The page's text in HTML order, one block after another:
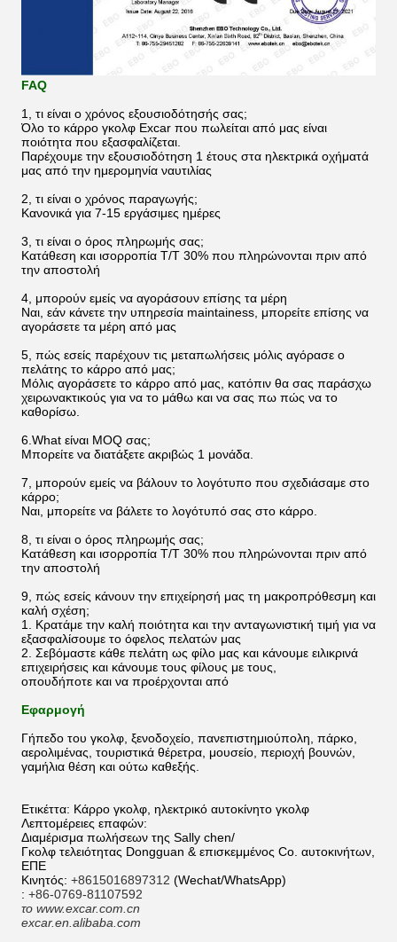
FAQ
1, τι είναι ο χρόνος εξουσιοδότησής σας;
Όλο το κάρρο γκολφ Excar που πωλείται από μας είναι
ποιότητα που εξασφαλίζεται.
Παρέχουμε την εξουσιοδότηση 1 έτους στα ηλεκτρικά οχήματά
μας από την ημερομηνία ναυτιλίας
2, τι είναι ο χρόνος παραγωγής;
Κανονικά για 7-15 εργάσιμες ημέρες
3, τι είναι ο όρος πληρωμής σας;
Κατάθεση και ισορροπία T/T 30% που πληρώνονται πριν από
την αποστολή
4, μπορούν εμείς να αγοράσουν επίσης τα μέρη
Ναι, εάν κάνετε την υπηρεσία maintainess, μπορείτε επίσης να
αγοράσετε τα μέρη από μας
5, πώς εσείς παρέχουν τις μεταπωλήσεις μόλις αγόρασε ο
πελάτης το κάρρο από μας;
Μόλις αγοράσετε το κάρρο από μας, κατόπιν θα σας παράσχω
χειρωνακτικούς για να το μάθω και να σας πω πώς να το
καθορίσω.
6.What είναι MOQ σας;
Μπορείτε να διατάξετε ακριβώς 1 μονάδα.
7, μπορούν εμείς να βάλουν το λογότυπο που σχεδιάσαμε στο
κάρρο;
Ναι, μπορείτε να βάλετε το λογότυπό σας στο κάρρο.
8, τι είναι ο όρος πληρωμής σας;
Κατάθεση και ισορροπία T/T 30% που πληρώνονται πριν από
την αποστολή
9, πώς εσείς κάνουν την επιχείρησή μας τη μακροπρόθεσμη και
καλή σχέση;
1. Κρατάμε την καλή ποιότητα και την ανταγωνιστική τιμή για να
εξασφαλίσουμε το όφελος πελατών μας
2. Σεβόμαστε κάθε πελάτη ως φίλο μας και κάνουμε ειλικρινά
επιχειρήσεις και κάνουμε τους φίλους με τους,
οπουδήποτε και να προέρχονται από
Εφαρμογή
Γήπεδο του γκολφ, ξενοδοχείο, πανεπιστημιούπολη, πάρκο,
αερολιμένας, τουριστικά θέρετρα, μουσείο, περιοχή βουνών,
γαμήλια θέση και ούτω καθεξής.
Ετικέττα: Κάρρο γκολφ, ηλεκτρικό αυτοκίνητο γκολφ
Λεπτομέρειες επαφών:
Διαμέρισμα πωλήσεων της Sally chen/
Γκολφ τελειότητας Dongguan & επισκεμμένος Co. αυτοκινήτων,
ΕΠΕ
Κινητός: +8615016897312 (Wechat/WhatsApp)
: +86-0769-81107592
το www.excar.com.cn
excar.en.alibaba.com